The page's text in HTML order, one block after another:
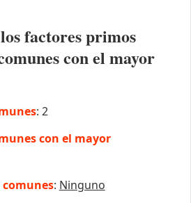
factores primos
con el mayor
: 2
con el mayor
comunes: Ninguno